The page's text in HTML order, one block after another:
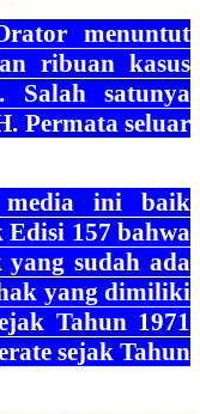
menuntut
ribuan kasus
satunya
Permata seluar
media ini baik
157 bahwa
sudah ada
yang dimiliki
Tahun 1971
sejak Tahun